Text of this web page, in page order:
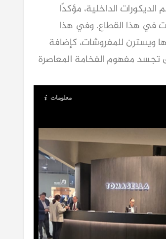
الداخلية، مؤكدًا
في هذا القطاع. وفي هذا
ويسترن للمفروشات، كإضافة
مفهوم الفخامة المعاصرة
معلومات